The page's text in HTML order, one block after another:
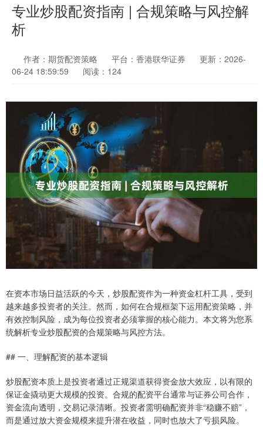
专业炒股配资指南 | 合规策略与风控解
析
作者：期货配资策略 平台：香港联华证券
更新：2026-
06-24 18:59:59
阅读：124
在资本市场日益活跃的今天，炒股配资作为一种资金杠杆工具，受到
越来越多投资者的关注。然而，如何在合规框架下运用配资策略，并
有效控制风险，成为每位投资者必须掌握的核心能力。本文将为您系
统解析专业炒股配资的合规策略与风控方法。
## 一、理解配资的基本逻辑
炒股配资本质上是投资者通过正规渠道获得资金放大效应，以有限的
保证金撬动更大规模的投资。合规的配资平台通常与证券公司合作，
资金流向透明，交易记录清晰。投资者需明确配资并非“稳赚不赔”，
而是通过放大资金规模来提升潜在收益，同时也放大了亏损风险。